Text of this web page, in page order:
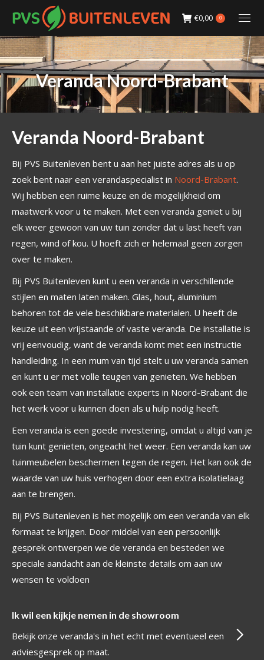
€0,00 0
Veranda Noord-Brabant
Veranda Noord-Brabant
Bij PVS Buitenleven bent u aan het juiste adres als u op
zoek bent naar een verandaspecialist in Noord-Brabant.
Wij hebben een ruime keuze en de mogelijkheid om
maatwerk voor u te maken. Met een veranda geniet u bij
elk weer gewoon van uw tuin zonder dat u last heeft van
regen, wind of kou. U hoeft zich er helemaal geen zorgen
over te maken.
Bij PVS Buitenleven kunt u een veranda in verschillende
stijlen en maten laten maken. Glas, hout, aluminium
behoren tot de vele beschikbare materialen. U heeft de
keuze uit een vrijstaande of vaste veranda. De installatie is
vrij eenvoudig, want de veranda komt met een instructie
handleiding. In een mum van tijd stelt u uw veranda samen
en kunt u er met volle teugen van genieten. We hebben
ook een team van installatie experts in Noord-Brabant die
het werk voor u kunnen doen als u hulp nodig heeft.
Een veranda is een goede investering, omdat u altijd van je
tuin kunt genieten, ongeacht het weer. Een veranda kan uw
tuinmeubelen beschermen tegen de regen. Het kan ook de
waarde van uw huis verhogen door een extra isolatielaag
aan te brengen.
Bij PVS Buitenleven is het mogelijk om een ​​veranda van elk
formaat te krijgen. Door middel van een persoonlijk
gesprek ontwerpen we de veranda en besteden we
speciale aandacht aan de kleinste details om aan uw
wensen te voldoen
Ik wil een kijkje nemen in de showroom
Bekijk onze veranda's in het echt met eventueel een
adviesgesprek op maat.